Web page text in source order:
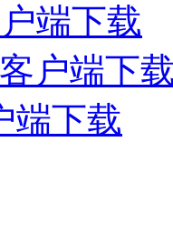
端下载
户端下
端下载